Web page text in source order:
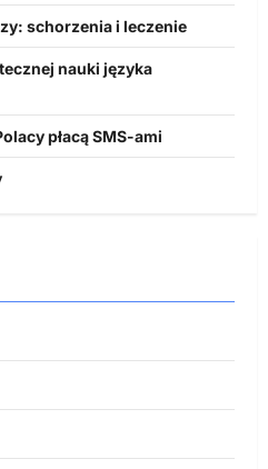
schorzenia i leczenie
nauki języka
płacą SMS-ami